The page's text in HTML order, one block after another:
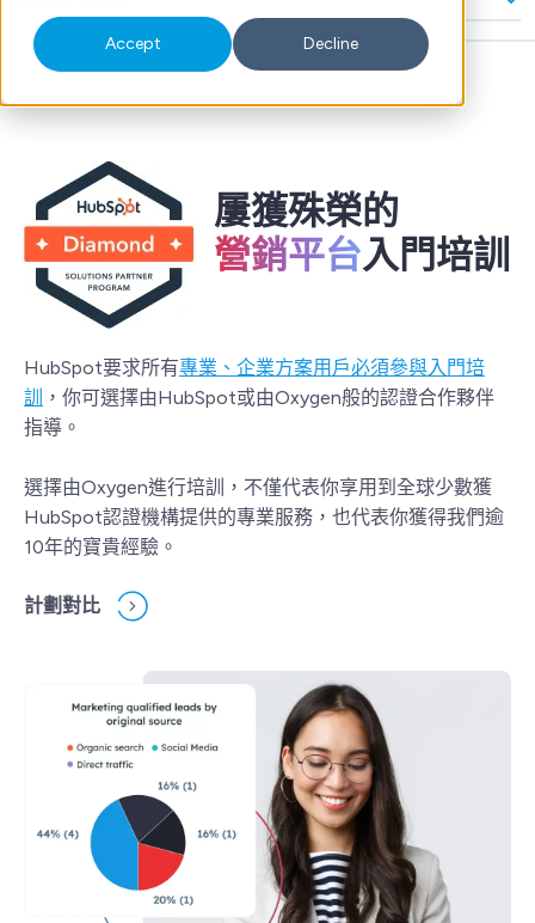
Accept Decline
屢獲殊榮的
營銷平台入門培訓
HubSpot要求所有專業、企業方案用戶必須參與入門培
訓 ，你可選擇由HubSpot或由Oxygen般的認證合作夥伴
指導。
選擇由Oxygen進行培訓，不僅代表你享用到全球少數獲
HubSpot認證機構提供的專業服務，也代表你獲得我們逾
10年的寶貴經驗。
計劃對比